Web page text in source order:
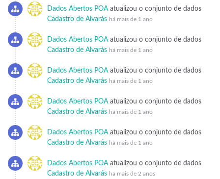
Dados Abertos POAatualizou o conjunto de dados
Cadastro de Alvarás há mais de 1 ano
Dados Abertos POAatualizou o conjunto de dados
Cadastro de Alvarás há mais de 1 ano
Dados Abertos POAatualizou o conjunto de dados
Cadastro de Alvarás há mais de 1 ano
Dados Abertos POAatualizou o conjunto de dados
Cadastro de Alvarás há mais de 1 ano
Dados Abertos POAatualizou o conjunto de dados
Cadastro de Alvarás há mais de 1 ano
Dados Abertos POAatualizou o conjunto de dados
Cadastro de Alvarás há mais de 2 anos